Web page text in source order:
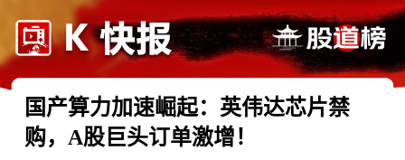
国产算力加速崛起：英伟达芯片禁
购，A股巨头订单激增！